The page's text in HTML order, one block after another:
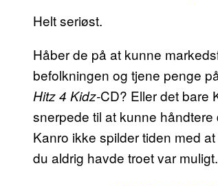
Helt seriøst.
Håber de på at kunne
befolkningen og tjene penge
Hitz 4 Kidz-CD? Eller det bare
snerpede til at kunne
Kanro ikke spilder tiden med
du aldrig havde troet var muligt.